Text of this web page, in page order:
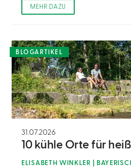
MEHR DAZU
BLOGARTIKEL
©
31.07.2026
10 kühle Orte für
ELISABETH WINKLER |